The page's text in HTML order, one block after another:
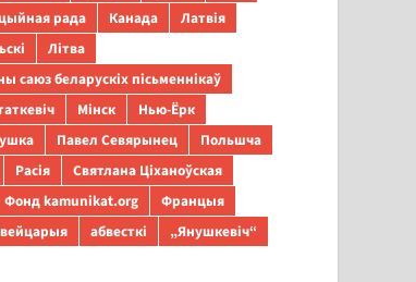
рада
Канада
Латвія
Літва
саюз беларускіх пісьменнікаў
Мінск
Нью-Ёрк
Павел Севярынец
Польшча
Расія
Святлана Ціханоўская
Фонд kamunikat.org
Францыя
абвесткі „Янушкевіч“